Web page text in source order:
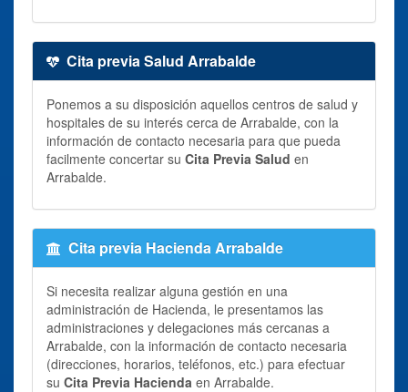
Cita previa Salud Arrabalde
Ponemos a su disposición aquellos centros de salud y
hospitales de su interés cerca de Arrabalde, con la
información de contacto necesaria para que pueda
facilmente concertar su Cita Previa Salud en
Arrabalde.
Cita previa Hacienda Arrabalde
Si necesita realizar alguna gestión en una
administración de Hacienda, le presentamos las
administraciones y delegaciones más cercanas a
Arrabalde, con la información de contacto necesaria
(direcciones, horarios, teléfonos, etc.) para efectuar
su Cita Previa Hacienda en Arrabalde.